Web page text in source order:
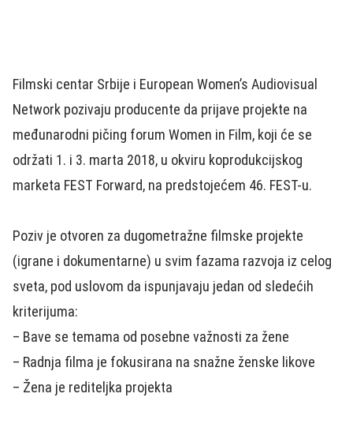
Filmski centar Srbije i European Women’s Audiovisual
Network pozivaju producente da prijave projekte na
međunarodni pičing forum Women in Film, koji će se
održati 1. i 3. marta 2018, u okviru koprodukcijskog
marketa FEST Forward, na predstojećem 46. FEST-u.
Poziv je otvoren za dugometražne filmske projekte
(igrane i dokumentarne) u svim fazama razvoja iz celog
sveta, pod uslovom da ispunjavaju jedan od sledećih
kriterijuma:
– Bave se temama od posebne važnosti za žene
– Radnja filma je fokusirana na snažne ženske likove
– Žena je rediteljka projekta